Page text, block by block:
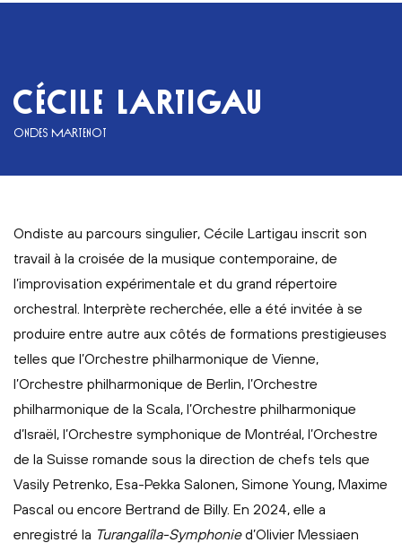
CÉCILE LARTIGAU
ONDES MARTENOT
Ondiste au parcours singulier, Cécile Lartigau inscrit son
travail à la croisée de la musique contemporaine, de
l’improvisation expérimentale et du grand répertoire
orchestral. Interprète recherchée, elle a été invitée à se
produire entre autre aux côtés de formations prestigieuses
telles que l’Orchestre philharmonique de Vienne,
l’Orchestre philharmonique de Berlin, l’Orchestre
philharmonique de la Scala, l’Orchestre philharmonique
d’Israël, l’Orchestre symphonique de Montréal, l’Orchestre
de la Suisse romande sous la direction de chefs tels que
Vasily Petrenko, Esa-Pekka Salonen, Simone Young, Maxime
Pascal ou encore Bertrand de Billy. En 2024, elle a
enregistré la Turangalîla-Symphonied’Olivier Messiaen